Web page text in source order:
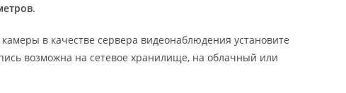
.
в качестве сервера видеонаблюдения установите
возможна на сетевое хранилище, на облачный или